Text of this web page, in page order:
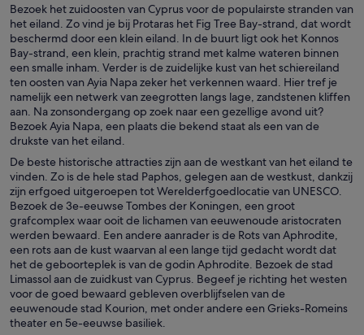
Bezoek het zuidoosten van Cyprus voor de populairste stranden van
het eiland. Zo vind je bij Protaras het Fig Tree Bay-strand, dat wordt
beschermd door een klein eiland. In de buurt ligt ook het Konnos
Bay-strand, een klein, prachtig strand met kalme wateren binnen
een smalle inham. Verder is de zuidelijke kust van het schiereiland
ten oosten van Ayia Napa zeker het verkennen waard. Hier tref je
namelijk een netwerk van zeegrotten langs lage, zandstenen kliffen
aan. Na zonsondergang op zoek naar een gezellige avond uit?
Bezoek Ayia Napa, een plaats die bekend staat als een van de
drukste van het eiland.
De beste historische attracties zijn aan de westkant van het eiland te
vinden. Zo is de hele stad Paphos, gelegen aan de westkust, dankzij
zijn erfgoed uitgeroepen tot Werelderfgoedlocatie van UNESCO.
Bezoek de 3e-eeuwse Tombes der Koningen, een groot
grafcomplex waar ooit de lichamen van eeuwenoude aristocraten
werden bewaard. Een andere aanrader is de Rots van Aphrodite,
een rots aan de kust waarvan al een lange tijd gedacht wordt dat
het de geboorteplek is van de godin Aphrodite. Bezoek de stad
Limassol aan de zuidkust van Cyprus. Begeef je richting het westen
voor de goed bewaard gebleven overblijfselen van de
eeuwenoude stad Kourion, met onder andere een Grieks-Romeins
theater en 5e-eeuwse basiliek.